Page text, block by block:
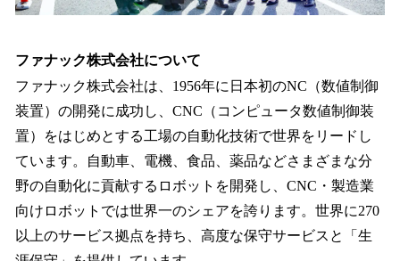
ファナック株式会社について
ファナック株式会社は、1956年に日本初のNC（数値制御
装置）の開発に成功し、CNC（コンピュータ数値制御装
置）をはじめとする工場の自動化技術で世界をリードし
ています。自動車、電機、食品、薬品などさまざまな分
野の自動化に貢献するロボットを開発し、CNC・製造業
向けロボットでは世界一のシェアを誇ります。世界に270
以上のサービス拠点を持ち、高度な保守サービスと「生